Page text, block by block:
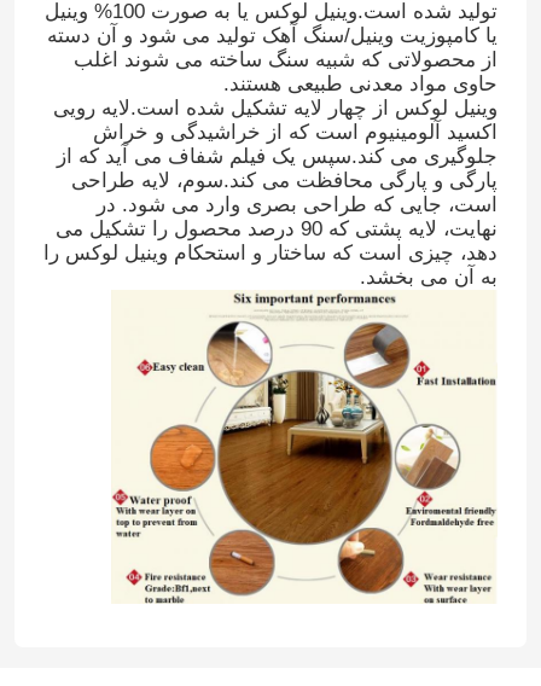
تولید شده است.وینیل لوکس یا به صورت 100% وینیل
یا کامپوزیت وینیل/سنگ آهک تولید می شود و آن دسته
از محصولاتی که شبیه سنگ ساخته می شوند اغلب
حاوی مواد معدنی طبیعی هستند.
وینیل لوکس از چهار لایه تشکیل شده است.لایه رویی
اکسید آلومینیوم است که از خراشیدگی و خراش
جلوگیری می کند.سپس یک فیلم شفاف می آید که از
پارگی و پارگی محافظت می کند.سوم، لایه طراحی
است، جایی که طراحی بصری وارد می شود. در
نهایت، لایه پشتی که 90 درصد محصول را تشکیل می
دهد، چیزی است که ساختار و استحکام وینیل لوکس را
به آن می بخشد.